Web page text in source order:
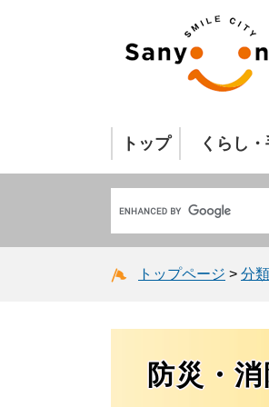
トップ くらし
トップページ > 分
防災・